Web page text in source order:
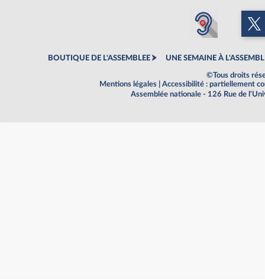
BOUTIQUE DE L'ASSEMBLEE UNE SEMAINE À
©Tous droits
Mentions légales
Accessibilité : partiellement
Assemblée nationale - 126 Rue de